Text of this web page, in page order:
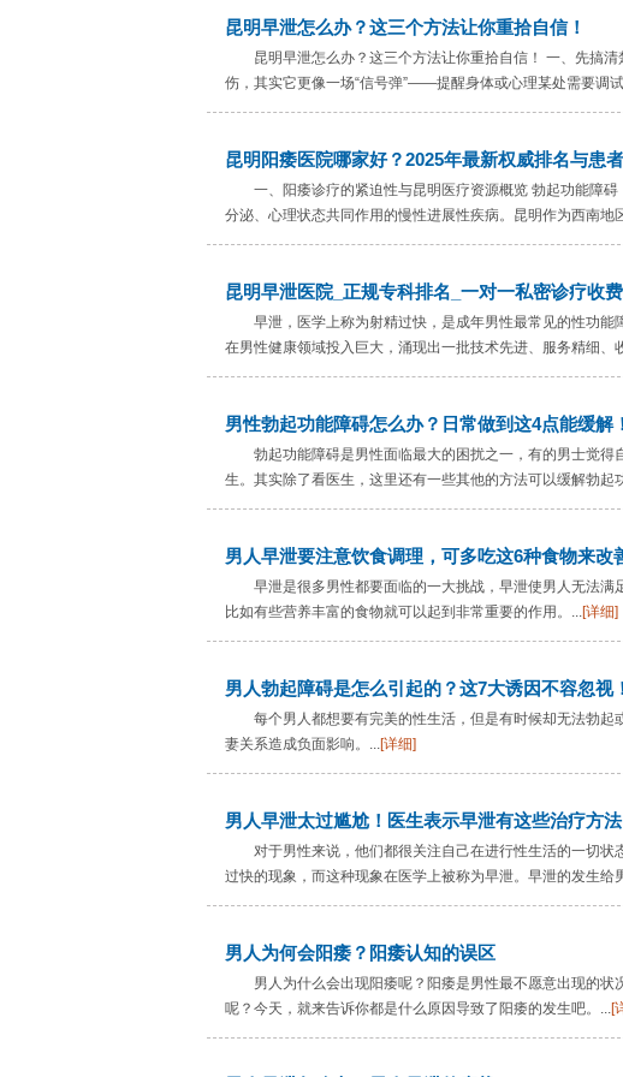
昆明早泄怎么办？这三个方法让你重拾自信！
昆明早泄怎么办？这三个方法让你重拾自信！ 一、先搞
伤，其实它更像一场“信号弹”——提醒身体或心理某处需要调
昆明阳痿医院哪家好？2025年最新权威排名与患
一、阳痿诊疗的紧迫性与昆明医疗资源概览 勃起功能障
分泌、心理状态共同作用的慢性进展性疾病。昆明作为西南
昆明早泄医院_正规专科排名_一对一私密诊疗收
早泄，医学上称为射精过快，是成年男性最常见的性功
在男性健康领域投入巨大，涌现出一批技术先进、服务精细、
男性勃起功能障碍怎么办？日常做到这4点能缓解！
勃起功能障碍是男性面临最大的困扰之一，有的男士觉
生。其实除了看医生，这里还有一些其他的方法可以缓解勃起
男人早泄要注意饮食调理，可多吃这6种食物来改
早泄是很多男性都要面临的一大挑战，早泄使男人无法满
比如有些营养丰富的食物就可以起到非常重要的作用。...[详细]
男人勃起障碍是怎么引起的？这7大诱因不容忽视！
每个男人都想要有完美的性生活，但是有时候却无法勃
妻关系造成负面影响。...[详细]
男人早泄太过尴尬！医生表示早泄有这些治疗方法
对于男性来说，他们都很关注自己在进行性生活的一切
过快的现象，而这种现象在医学上被称为早泄。早泄的发生
男人为何会阳痿？阳痿认知的误区
男人为什么会出现阳痿呢？阳痿是男性最不愿意出现的
呢？今天，就来告诉你都是什么原因导致了阳痿的发生吧。...[